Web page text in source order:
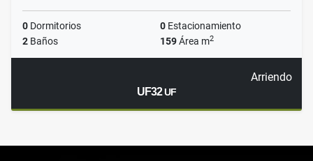
0 Dormitorios 0 Estacionamiento
2 Baños 159Área m2
Arriendo
UF32UF